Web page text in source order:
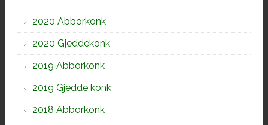
2020 Abborkonk
2020 Gjeddekonk
2019 Abborkonk
2019 Gjedde konk
2018 Abborkonk